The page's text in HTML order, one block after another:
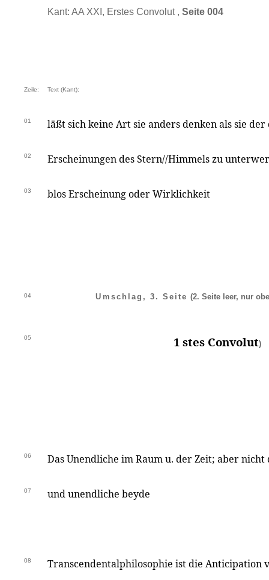
Kant: AA XXI, Erstes Convolut , Seite 004
Zeile: Text (Kant):
01 läßt sich keine Art sie anders denken als sie
02 Erscheinungen des Stern//Himmels zu
03 blos Erscheinung oder Wirklichkeit
04 Umschlag, 3. Seite (2. Seite leer, nur
05 1 stes Convolut)
06 Das Unendliche im Raum u. der Zeit; aber
07 und unendliche beyde
08 Transcendentalphilosophie ist die Anticipation